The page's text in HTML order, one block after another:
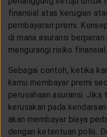
finansial atas kerugian
pembayaran premi.
di mana asuransi
mengurangi risiko finansial.
Sebagai contoh, ketika
kamu membayar premi
perusahaan asuransi.
kerusakan pada
akan membayar biaya
dengan ketentuan polis.
ARTICLE & NEWS
EVENTS
KEAGENAN